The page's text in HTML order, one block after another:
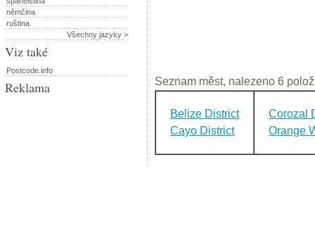
Seznam měst, nalezeno 6
Belize District
Cayo District
Corozal
Orange
němčina
ruština
Všechny jazyky >
Viz také
Postcode.info
Reklama